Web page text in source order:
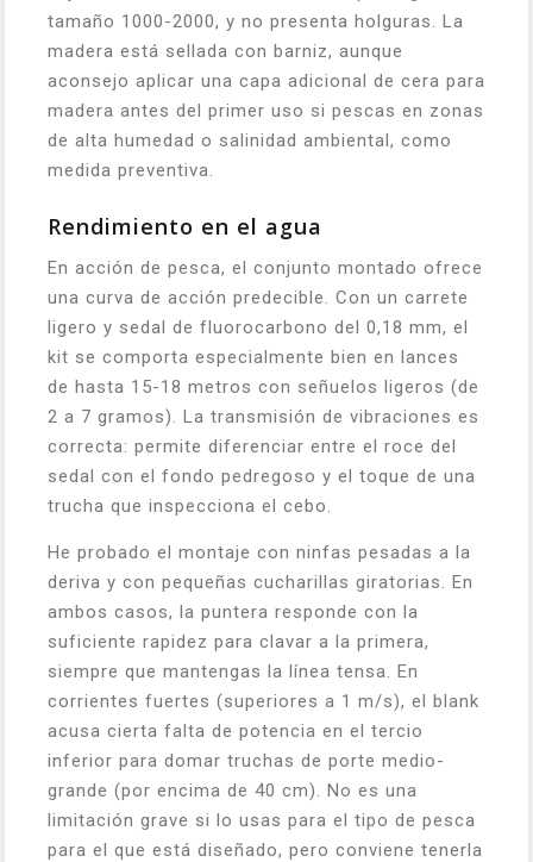
tamaño 1000-2000, y no presenta holguras. La
madera está sellada con barniz, aunque
aconsejo aplicar una capa adicional de cera para
madera antes del primer uso si pescas en zonas
de alta humedad o salinidad ambiental, como
medida preventiva.
Rendimiento en el agua
En acción de pesca, el conjunto montado ofrece
una curva de acción predecible. Con un carrete
ligero y sedal de fluorocarbono del 0,18 mm, el
kit se comporta especialmente bien en lances
de hasta 15-18 metros con señuelos ligeros (de
2 a 7 gramos). La transmisión de vibraciones es
correcta: permite diferenciar entre el roce del
sedal con el fondo pedregoso y el toque de una
trucha que inspecciona el cebo.
He probado el montaje con ninfas pesadas a la
deriva y con pequeñas cucharillas giratorias. En
ambos casos, la puntera responde con la
suficiente rapidez para clavar a la primera,
siempre que mantengas la línea tensa. En
corrientes fuertes (superiores a 1 m/s), el blank
acusa cierta falta de potencia en el tercio
inferior para domar truchas de porte medio-
grande (por encima de 40 cm). No es una
limitación grave si lo usas para el tipo de pesca
para el que está diseñado, pero conviene tenerla